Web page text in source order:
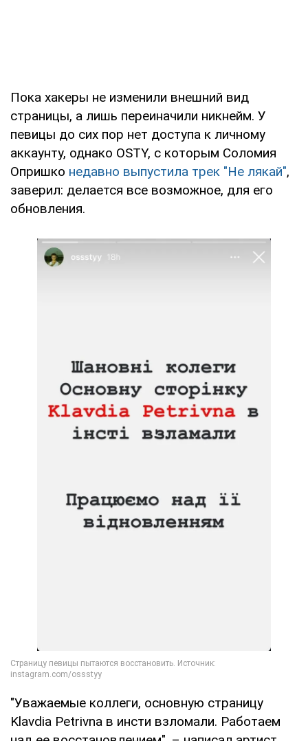
Пока хакеры не изменили внешний вид
страницы, а лишь переиначили никнейм. У
певицы до сих пор нет доступа к личному
аккаунту, однако OSTY, с которым Соломия
Опришко недавно выпустила трек "Не лякай",
заверил: делается все возможное, для его
обновления.
"Уважаемые коллеги, основную страницу
Klavdia Petrivna в инсти взломали. Работаем